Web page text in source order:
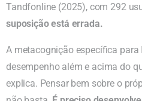
Tandfonline (2025), com 292
suposição está errada.
A metacognição específica para
desempenho além e acima do
explica. Pensar bem sobre o